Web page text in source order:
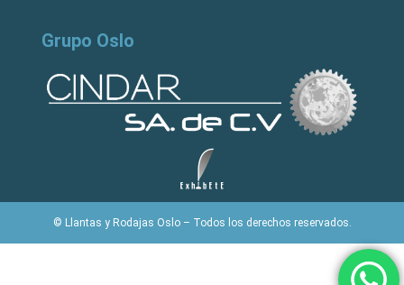
Grupo Oslo
© Llantas y Rodajas Oslo – Todos los derechos reservados.